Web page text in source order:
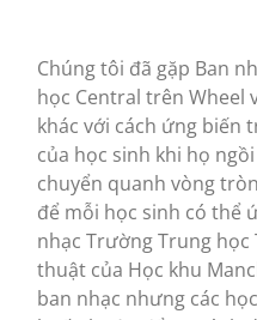
Chúng tôi đã gặp Ban
học Central trên Wheel
khác với cách ứng biến
của học sinh khi họ
chuyển quanh vòng
để mỗi học sinh có thể
nhạc Trường Trung học
thuật của Học khu
ban nhạc nhưng các